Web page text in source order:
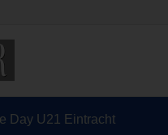
Day U21 Eintracht